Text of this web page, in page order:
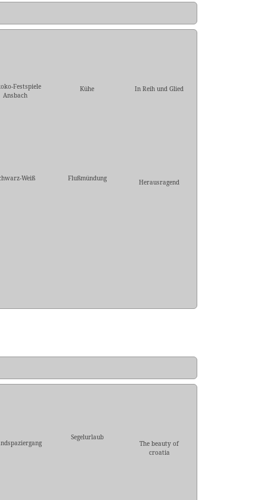
Festspiele
Ansbach
Kühe In Reih und Glied
Weiß Flußmündung Herausragend
Segelurlaub
The beauty of
croatia